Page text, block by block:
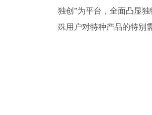
独创”为平台，全面凸显
殊用户对特种产品的特别